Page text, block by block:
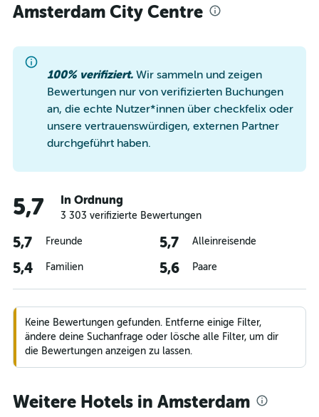
Amsterdam City Centre
100% verifiziert. Wir sammeln und zeigen
Bewertungen nur von verifizierten Buchungen
an, die echte Nutzer*innen über checkfelix oder
unsere vertrauenswürdigen, externen Partner
durchgeführt haben.
5,7 In Ordnung
3 303 verifizierte Bewertungen
5,7 Freunde 5,7 Alleinreisende
5,4 Familien 5,6 Paare
Keine Bewertungen gefunden. Entferne einige Filter,
ändere deine Suchanfrage oder lösche alle Filter, um dir
die Bewertungen anzeigen zu lassen.
Weitere Hotels in Amsterdam